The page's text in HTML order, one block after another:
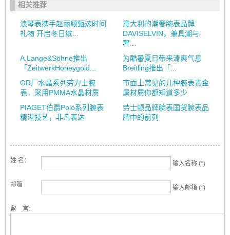
相关推荐
浪琴表携手赵丽颖甄选时间
礼物 开启冬日缤...
意大利的潮奢腕表品牌
DAVISELVIN，兼具潮与
奢...
A.Lange&Söhne推出
「ZeitwerkHoneygold...
为酷暑夏日带来清爽气息
Breitling推出「...
GR厂水晶系列劳力士腕
表，采用PMMA水晶材质
市面上常见的几种腕表贵金
属材质你都知道多少
PIAGET伯爵Polo系列腕表
精湛技艺，非凡表达
劳士顿品牌腕表国货腕表品
牌中的前列
姓 名： 输入名称 (*)
邮箱 输入邮箱 (*)
留 言: